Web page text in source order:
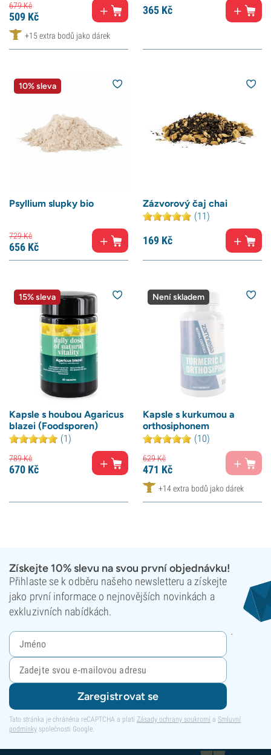
679Kč
509 Kč
+15 extra bodů jako dárek
365 Kč
10% sleva
Psyllium slupky bio
729Kč
656 Kč
Zázvorový čaj chai
(11)
169 Kč
15% sleva
Kapsle s houbou Agaricus
blazei (Foodsporen)
(1)
789Kč
670 Kč
Není skladem
Kapsle s kurkumou a
orthosiphonem
(10)
629Kč
471 Kč
+14 extra bodů jako dárek
Získejte 10% slevu na svou první objednávku!
Přihlaste se k odběru našeho newsletteru a získejte
jako první informace o nejnovějších novinkách a
exkluzivních nabídkách.
Zaregistrovat se
Tato stránka je chráněna reCAPTCHA a platí Zásady ochrany soukromí a Smluvní
podmínky společnosti Google.